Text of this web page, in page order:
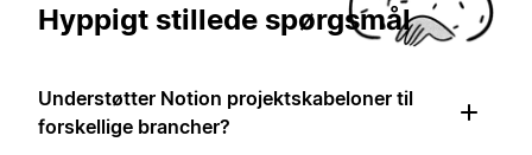
Hyppigt stillede spørgsmål
Understøtter Notion projektskabeloner til
forskellige brancher?